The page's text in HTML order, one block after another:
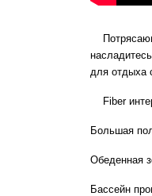
для отдыха
Fiber
Большая
Обеденная
Бассейн